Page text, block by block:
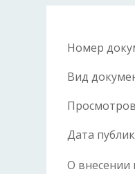
Номер
Вид
Дата
О внесении